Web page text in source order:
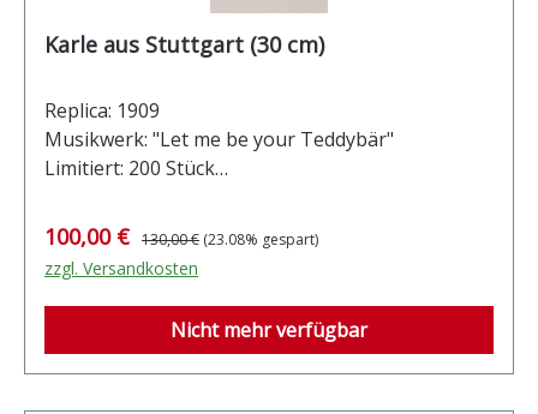
Karle aus Stuttgart (30 cm)
Replica: 1909
Musikwerk: "Let me be your Teddybär"
Limitiert: 200 Stück
Verkaufspreis:
100,00 € Regulärer Preis:
130,00 € (23.08% gespart)
zzgl. Versandkosten
Nicht mehr verfügbar